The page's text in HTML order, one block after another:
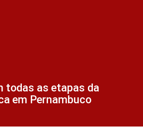
todas as etapas da
em Pernambuco